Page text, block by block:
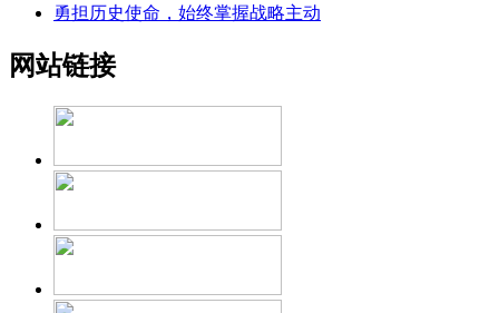
勇担历史使命，始终掌握战略主动
网站链接